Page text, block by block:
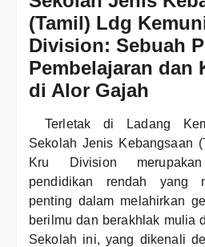
(Tamil) Ldg
Division: Sebuah
Pembelajaran dan
di Alor Gajah
Terletak di Ladang
Sekolah Jenis Kebangsaan
Kru Division
pendidikan rendah yang
penting dalam melahirkan
berilmu dan berakhlak mulia
Sekolah ini, yang dikenali